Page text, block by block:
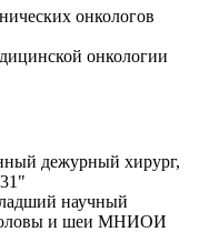
онкологов
онкологии
дежурный хирург,
научный
головы и шеи МНИОИ